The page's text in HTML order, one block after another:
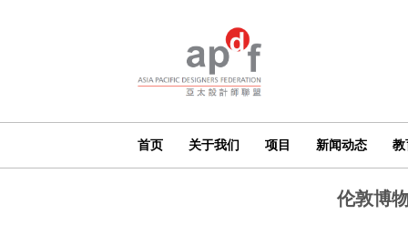
首页 关于我们 项目 新闻动态 教
伦敦博